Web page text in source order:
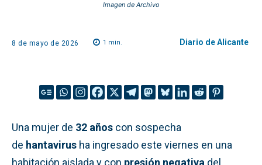
Imagen de Archivo
8 de mayo de 2026 1 min. Diario de Alicante
Una mujer de 32 años con sospecha
de hantavirus ha ingresado este viernes en una
habitación aislada y con presión negativa del